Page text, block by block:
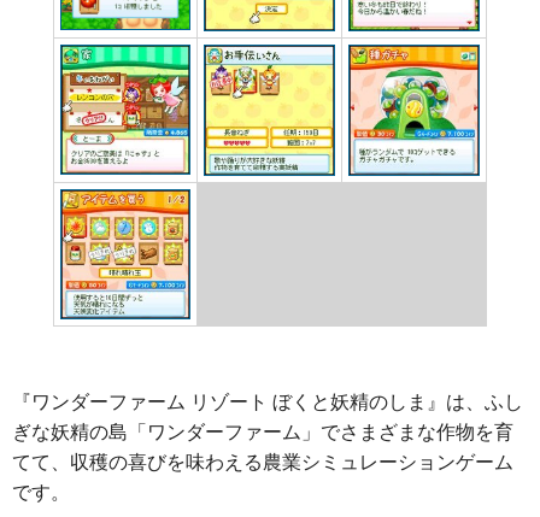
『ワンダーファーム リゾート ぼくと妖精のしま』は、ふし
ぎな妖精の島「ワンダーファーム」でさまざまな作物を育
てて、収穫の喜びを味わえる農業シミュレーションゲーム
です。